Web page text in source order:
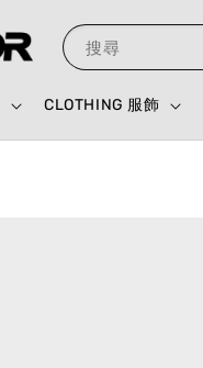
搜尋
CLOTHING 服飾